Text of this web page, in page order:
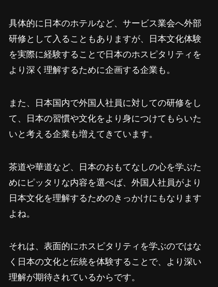
具体的に日本のホテルなど、サービス業会へ外部
研修として入ることもありますが、日本文化体験
を実際に経験することで日本のホスピタリティを
より深く理解するために企画する企業も。
また、日本国内で外国人社員に対しての研修をし
て、日本の習慣や文化をより身につけてもらいた
いと考える企業も増えてきています。
茶道や華道など、日本のおもてなしの心を学ぶた
めにピッタリな内容を選べば、外国人社員がより
日本文化を理解するためのきっかけにもなります
よね。
それは、表面的にホスピタリティを学ぶのではな
く日本の文化と伝統を体験することで、より深い
理解が期待されているからです。